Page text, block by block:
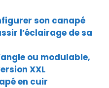
son canapé
l’éclairage de sa
ou modulable,
XXL
en cuir